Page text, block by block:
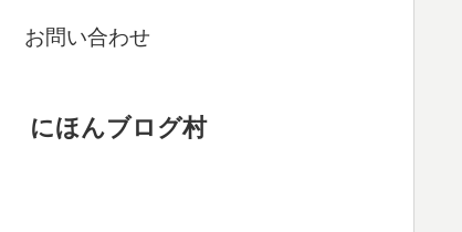
お問い合わせ
にほんブログ村